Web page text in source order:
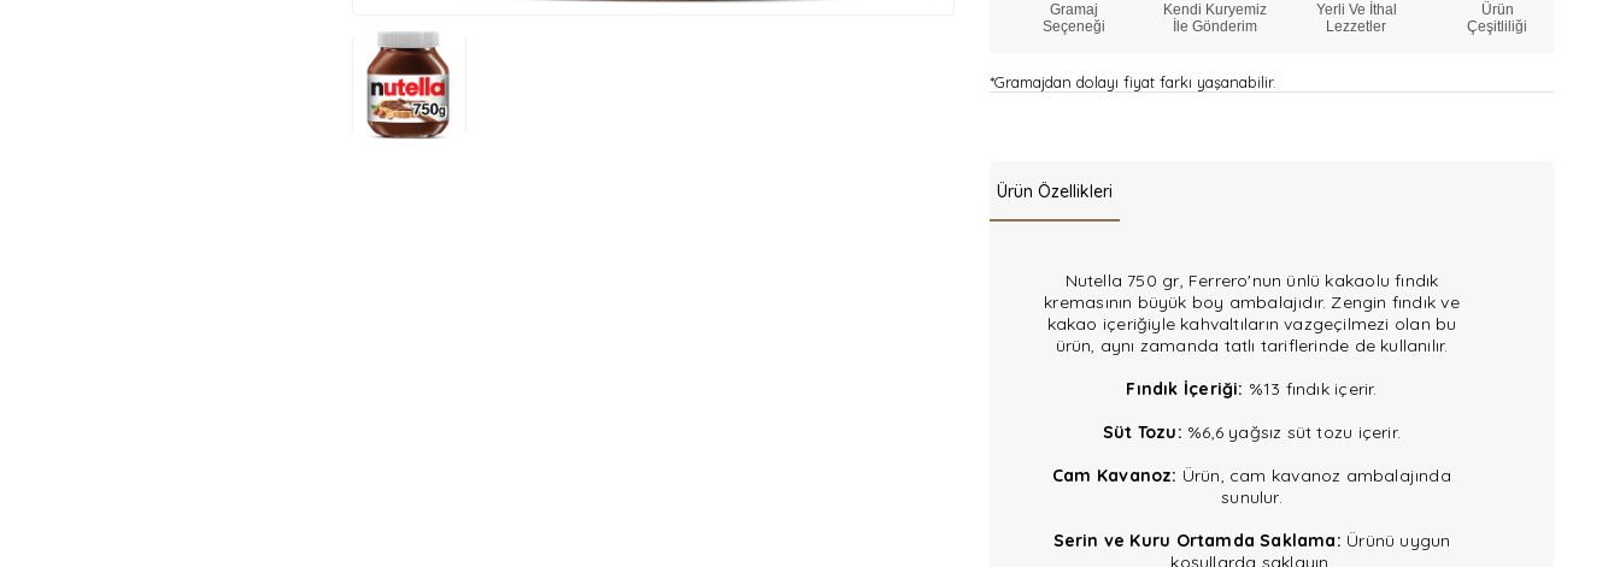
Gramaj
Seçeneği
Kendi Kuryemiz
İle Gönderim
Yerli Ve İthal
Lezzetler
Ürün
Çeşitliliği
*Gramajdan dolayı fiyat farkı yaşanabilir.
Ürün Özellikleri
Nutella 750 gr, Ferrero'nun ünlü kakaolu fındık
kremasının büyük boy ambalajıdır. Zengin fındık ve
kakao içeriğiyle kahvaltıların vazgeçilmezi olan bu
ürün, aynı zamanda tatlı tariflerinde de kullanılır.
Fındık İçeriği: %13 fındık içerir.
Süt Tozu: %6,6 yağsız süt tozu içerir.
Cam Kavanoz: Ürün, cam kavanoz ambalajında
sunulur.
Serin ve Kuru Ortamda Saklama: Ürünü uygun
koşullarda saklayın.